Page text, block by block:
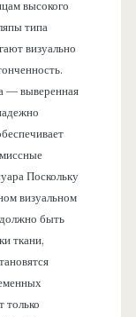
высокого
типа
визуально
— выверенная
Поскольку
визуальном
должно быть
ткани,
только